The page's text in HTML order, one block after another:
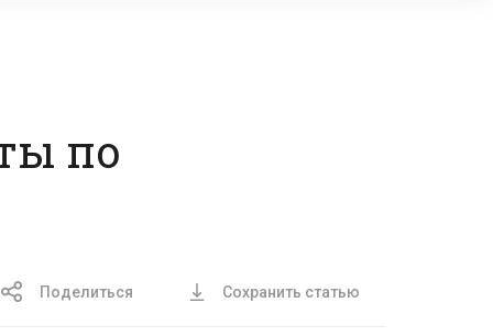
по
Поделиться Сохранить статью